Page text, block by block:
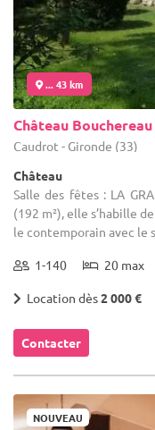
... 43 km
Château Bouchereau
Caudrot - Gironde (33)
Château
Salle des fêtes : LA
(192 m²), elle s’habille
le contemporain avec le
1-140 20 max
Location dès2 000 €
Contacter
NOUVEAU